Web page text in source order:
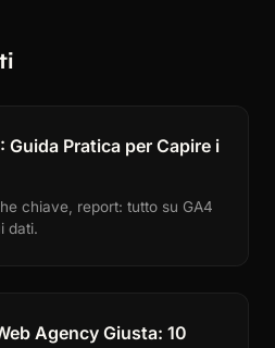
Pratica per Capire i
chiave, report: tutto su GA4
dati.
Agency Giusta: 10